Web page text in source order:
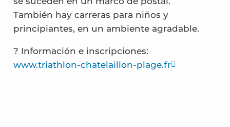
También hay carreras para niños y
principiantes, en un ambiente agradable.
? Información e inscripciones:
www.triathlon-chatelaillon-plage.fr